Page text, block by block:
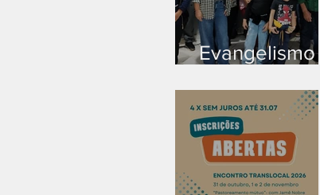
Evangelismo